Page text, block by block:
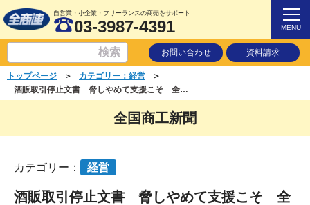
自営業・小企業・フリーランスの商売をサポート
03-3987-4391 MENU
お問い合わせ 資料請求
トップページ ＞ カテゴリー：経営
＞
酒販取引停止文書 脅しやめて支援こそ 全商連 国税庁に撤回求める
全国商工新聞
カテゴリー： 経営
酒販取引停止文書 脅しやめて支援こそ 全